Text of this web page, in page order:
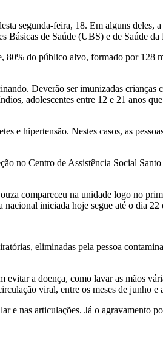
segunda-feira, 18. Em alguns
Básicas de Saúde (UBS) e de Saúde
do público alvo, formado por 128
Deverão ser imunizadas crianças
adolescentes entre 12 e 21 anos
e hipertensão. Nestes casos, as
no Centro de Assistência Social
compareceu na unidade logo no
nacional iniciada hoje segue até o dia 22
eliminadas pela pessoa
a doença, como lavar as mãos
viral, entre os meses de junho e
e nas articulações. Já o agravamento